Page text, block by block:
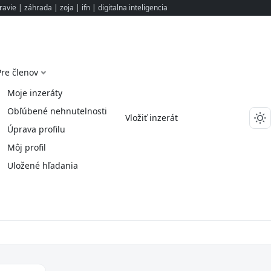
| záhrada | zoja | ifn | digitalna inteligencia
členov
Moje inzeráty
Obľúbené nehnutelnosti
Úprava profilu
Môj profil
Uložené hľadania
Vložiť inzerát